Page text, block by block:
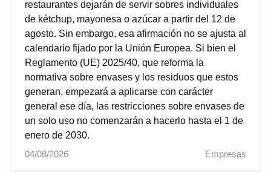
restaurantes dejarán de servir sobres individuales
de kétchup, mayonesa o azúcar a partir del 12 de
agosto. Sin embargo, esa afirmación no se ajusta al
calendario fijado por la Unión Europea. Si bien el
Reglamento (UE) 2025/40, que reforma la
normativa sobre envases y los residuos que estos
generan, empezará a aplicarse con carácter
general ese día, las restricciones sobre envases de
un solo uso no comenzarán a hacerlo hasta el 1 de
enero de 2030.
04/08/2026
Empresas